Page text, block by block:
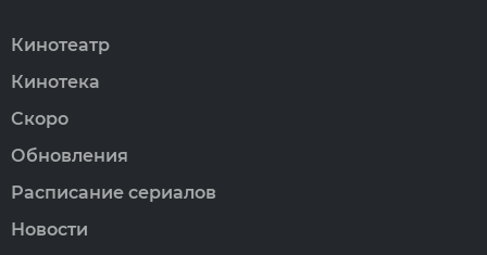
Кинотеатр
Кинотека
Скоро
Обновления
Расписание сериалов
Новости